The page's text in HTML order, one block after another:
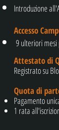
Introduzione
Accesso
9 ulteriori
Attestato di
Registrato su
Quota di
Pagamento
1 rata